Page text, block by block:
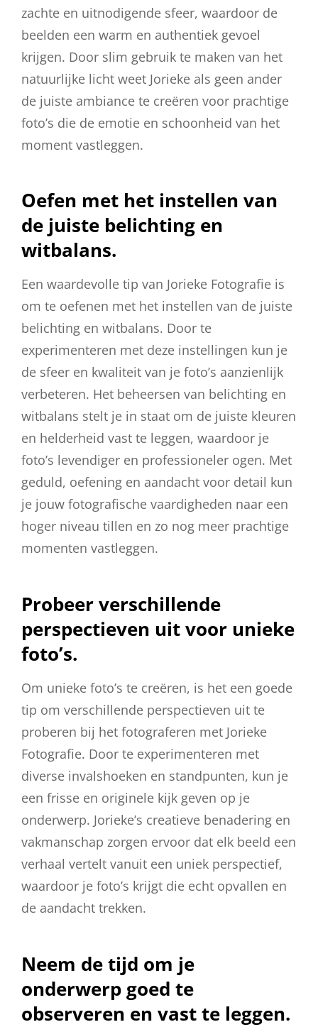
zachte en uitnodigende sfeer, waardoor de
beelden een warm en authentiek gevoel
krijgen. Door slim gebruik te maken van het
natuurlijke licht weet Jorieke als geen ander
de juiste ambiance te creëren voor prachtige
foto’s die de emotie en schoonheid van het
moment vastleggen.
Oefen met het instellen van
de juiste belichting en
witbalans.
Een waardevolle tip van Jorieke Fotografie is
om te oefenen met het instellen van de juiste
belichting en witbalans. Door te
experimenteren met deze instellingen kun je
de sfeer en kwaliteit van je foto’s aanzienlijk
verbeteren. Het beheersen van belichting en
witbalans stelt je in staat om de juiste kleuren
en helderheid vast te leggen, waardoor je
foto’s levendiger en professioneler ogen. Met
geduld, oefening en aandacht voor detail kun
je jouw fotografische vaardigheden naar een
hoger niveau tillen en zo nog meer prachtige
momenten vastleggen.
Probeer verschillende
perspectieven uit voor unieke
foto’s.
Om unieke foto’s te creëren, is het een goede
tip om verschillende perspectieven uit te
proberen bij het fotograferen met Jorieke
Fotografie. Door te experimenteren met
diverse invalshoeken en standpunten, kun je
een frisse en originele kijk geven op je
onderwerp. Jorieke’s creatieve benadering en
vakmanschap zorgen ervoor dat elk beeld een
verhaal vertelt vanuit een uniek perspectief,
waardoor je foto’s krijgt die echt opvallen en
de aandacht trekken.
Neem de tijd om je
onderwerp goed te
observeren en vast te leggen.